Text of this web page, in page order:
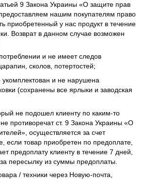
9 Закона Украины «О защите прав
нашим покупателям право
приобретенный у нас продукт в течение
Возврат в данном случае возможен
и не имеет следов
сколов, потертостей;
укомплектован и не нарушена
(сохранены все ярлыки и заводская
не подошел клиенту по каким-то
противоречат ст. 9 Закона Украины «О
осуществляется за счет
если товар приобретен по предоплате,
предоплату клиенту в течение 7 дней,
пересылку из суммы предоплаты.
/ техники через Новую-почта,